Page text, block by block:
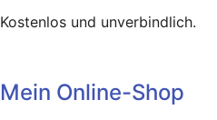
Kostenlos und unverbindlich.
Mein Online-Shop